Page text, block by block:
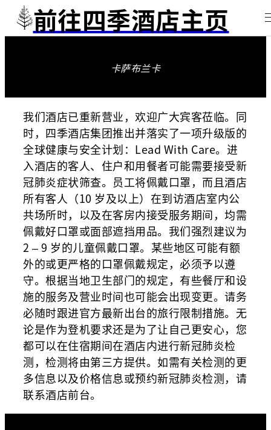
前往四季酒店主页
卡萨布兰卡
我们酒店已重新营业，欢迎广大宾客莅临。同
时，四季酒店集团推出并落实了一项升级版的
全球健康与安全计划：Lead With Care。进
入酒店的客人、住户和用餐者可能需要接受新
冠肺炎症状筛查。员工将佩戴口罩，而且酒店
所有客人（10 岁及以上）在到访酒店室内公
共场所时，以及在客房内接受服务期间，均需
佩戴好口罩或面部遮挡用品。我们强烈建议为
2 – 9 岁的儿童佩戴口罩。某些地区可能有额
外的或更严格的口罩佩戴规定，必须予以遵
守。根据当地卫生部门的规定，有些餐厅和设
施的服务及营业时间也可能会出现变更。请务
必随时跟进官方最新出台的旅行限制措施。无
论是作为登机要求还是为了让自己更安心，您
都可以在住宿期间在酒店内进行新冠肺炎检
测，检测将由第三方提供。如需有关检测的更
多信息以及价格信息或预约新冠肺炎检测，请
联系酒店前台。